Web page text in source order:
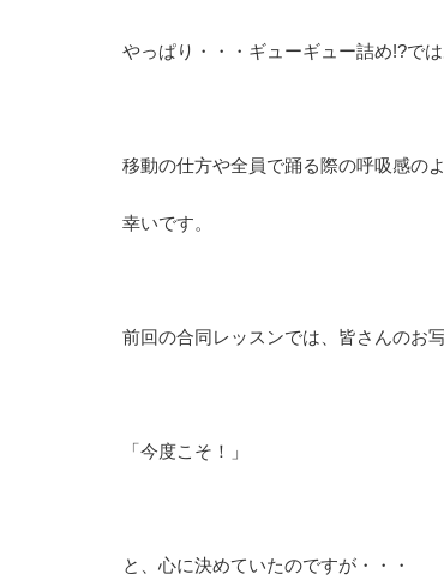
やっぱり・・・ギューギュー詰め!?で
移動の仕方や全員で踊る際の呼吸感の
幸いです。
前回の合同レッスンでは、皆さんのお
「今度こそ！」
と、心に決めていたのですが・・・